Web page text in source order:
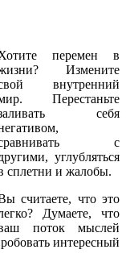
перемен в
Измените
внутренний
Перестаньте
себя
с
углубляться
сплетни и жалобы.
считаете, что это
Думаете, что
поток мыслей
интересный